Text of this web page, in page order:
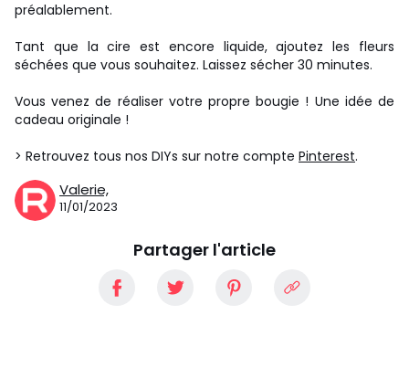
préalablement.
Tant que la cire est encore liquide, ajoutez les fleurs
séchées que vous souhaitez. Laissez sécher 30 minutes.
Vous venez de réaliser votre propre bougie ! Une idée de
cadeau originale !
> Retrouvez tous nos DIYs sur notre compte Pinterest.
Valerie,
11/01/2023
Partager l'article